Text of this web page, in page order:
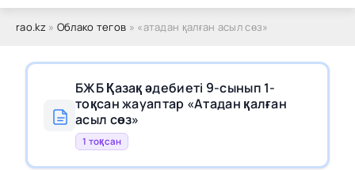
rao.kz» Облако тегов » «атадан қалған асыл сөз»
БЖБ Қазақ әдебиеті 9-сынып 1-
тоқсан жауаптар «Атадан қалған
асыл сөз»
1 тоқсан